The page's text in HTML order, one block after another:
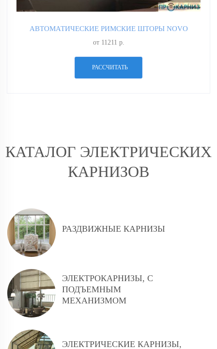
АВТОМАТИЧЕСКИЕ РИМСКИЕ ШТОРЫ NOVO
от 11211 р.
РАССЧИТАТЬ
КАТАЛОГ ЭЛЕКТРИЧЕСКИХ
КАРНИЗОВ
РАЗДВИЖНЫЕ КАРНИЗЫ
ЭЛЕКТРОКАРНИЗЫ, С
ПОДЪЕМНЫМ
МЕХАНИЗМОМ
ЭЛЕКТРИЧЕСКИЕ КАРНИЗЫ,